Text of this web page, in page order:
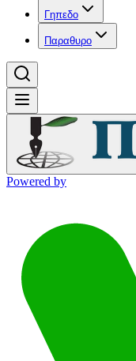
Γηπεδο
Παραθυρο
Powered by